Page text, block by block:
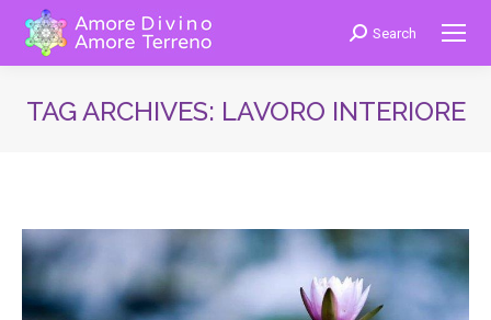
Cerca:Search
TAG ARCHIVES: LAVORO INTERIORE